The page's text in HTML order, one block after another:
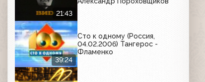
21:43
39:24
Сто к одному (Россия,
04.02.2006) Тангерос -
Фламенко